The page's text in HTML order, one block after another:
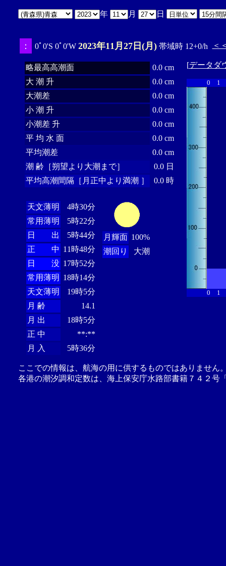
年 月 日
： 0ﾟ0'S 0ﾟ0'W 2023年11月27日(月)帯域時 12+0/h ＜
略最高高潮面
0.0 cm
大 潮 升
0.0 cm
大潮差
0.0 cm
小 潮 升
0.0 cm
小潮差 升
0.0 cm
平 均 水 面
0.0 cm
平均潮差
0.0 cm
潮 齢［朔望より大潮まで］
0.0 日
平均高潮間隔［月正中より満潮 ］
0.0 時
天文薄明
4時30分
常用薄明
5時22分
日 出
5時44分
正 中 11時48分
日 没 17時52分
常用薄明 18時14分
天文薄明
19時5分
月 齢
14.1
月 出
18時5分
正 中
**:**
月 入
5時36分
月輝面 100%
潮回り
大潮
[データダ
0 1
0 1
ここでの情報は、航海の用に供するものではありませ
各港の潮汐調和定数は、海上保安庁水路部書籍７４２